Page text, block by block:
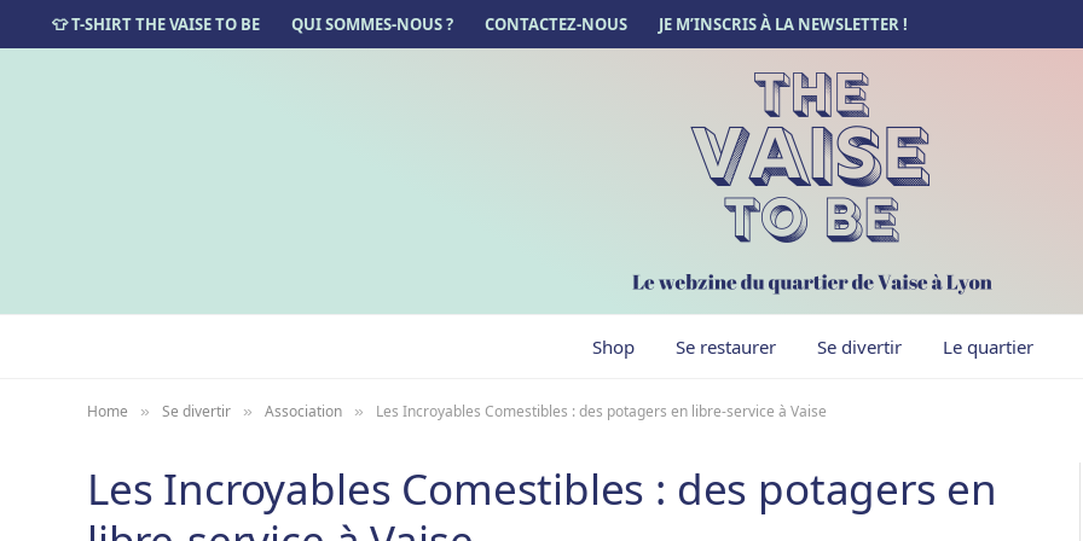
👕 T-SHIRT THE VAISE TO BE QUI SOMMES-NOUS ? CONTACTEZ-NOUS JE M’INSCRIS À LA NEWSLETTER !
Shop Se restaurer Se divertir Le quartier
Home » Se divertir » Association » Les Incroyables Comestibles : des potagers en libre-service à Vaise
Les Incroyables Comestibles : des potagers en